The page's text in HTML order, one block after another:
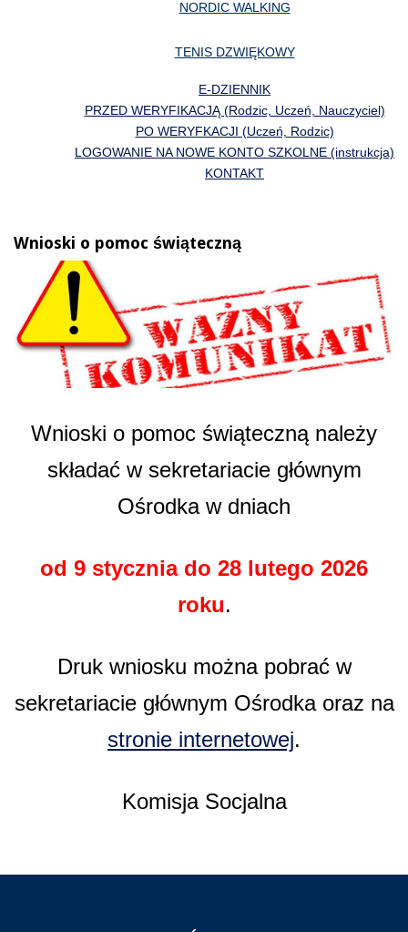
NORDIC WALKING
TENIS DZWIĘKOWY
E-DZIENNIK
PRZED WERYFIKACJĄ (Rodzic, Uczeń, Nauczyciel)
PO WERYFKACJI (Uczeń, Rodzic)
LOGOWANIE NA NOWE KONTO SZKOLNE (instrukcja)
KONTAKT
Wnioski o pomoc świąteczną
Wnioski o pomoc świąteczną należy
składać w sekretariacie głównym
Ośrodka w dniach
od 9 stycznia do 28 lutego 2026
roku.
Druk wniosku można pobrać w
sekretariacie głównym Ośrodka oraz na
stronie internetowej.
Komisja Socjalna